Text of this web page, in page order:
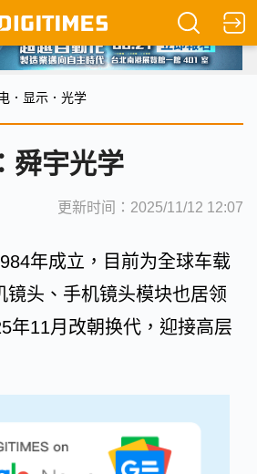
．显示．光学
舜宇光学
更新时间：2025/11/12 12:07
年成立，目前为全球车载
镜头、手机镜头模块也居领
年11月改朝换代，迎接高层